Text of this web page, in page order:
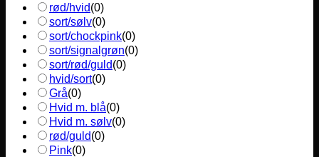
rød/hvid(0)
sort/sølv(0)
sort/chockpink(0)
sort/signalgrøn(0)
sort/rød/guld(0)
hvid/sort(0)
Grå(0)
Hvid m. blå(0)
Hvid m. sølv(0)
rød/guld(0)
Pink(0)